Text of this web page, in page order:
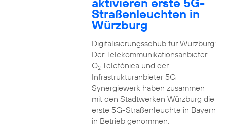
Straßenleuchten in
Würzburg
Digitalisierungsschub für Würzburg:
Der Telekommunikationsanbieter
O2Telefónica und der
Infrastrukturanbieter 5G
Synergiewerk haben zusammen
mit den Stadtwerken Würzburg die
erste 5G-Straßenleuchte in Bayern
in Betrieb genommen.